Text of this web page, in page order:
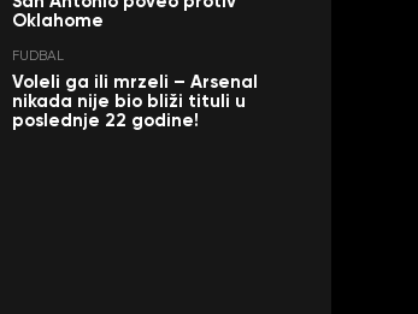
Oklahome
FUDBAL
Voleli ga ili mrzeli – Arsenal
nikada nije bio bliži tituli u
poslednje 22 godine!